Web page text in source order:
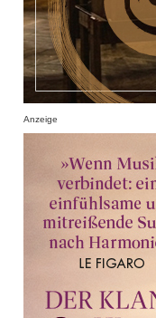
Anzeige